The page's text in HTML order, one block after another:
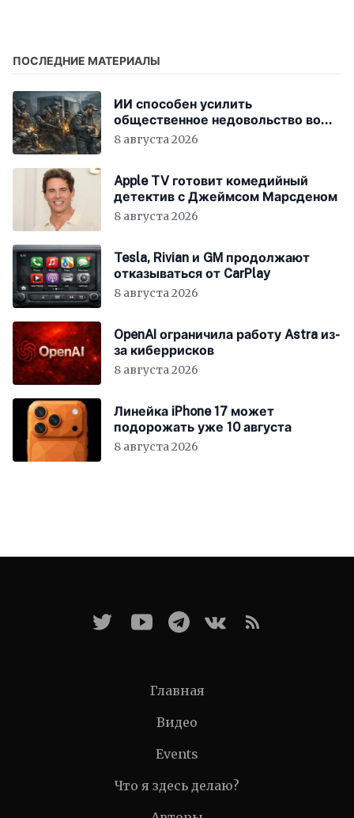
ПОСЛЕДНИЕ МАТЕРИАЛЫ
ИИ способен усилить
общественное недовольство во
всём мире
8 августа 2026
Apple TV готовит комедийный
детектив с Джеймсом Марсденом
8 августа 2026
Tesla, Rivian и GM продолжают
отказываться от CarPlay
8 августа 2026
OpenAI ограничила работу Astra из-
за киберрисков
8 августа 2026
Линейка iPhone 17 может
подорожать уже 10 августа
8 августа 2026
Главная
Видео
Events
Что я здесь делаю?